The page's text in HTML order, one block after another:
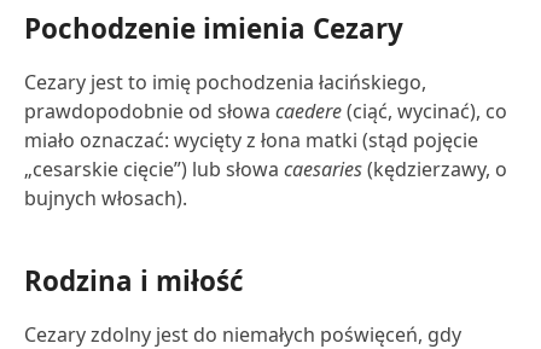
Pochodzenie imienia Cezary
Cezary jest to imię pochodzenia łacińskiego,
prawdopodobnie od słowa caedere(ciąć, wycinać), co
miało oznaczać: wycięty z łona matki (stąd pojęcie
„cesarskie cięcie”) lub słowa caesaries(kędzierzawy, o
bujnych włosach).
Rodzina i miłość
Cezary zdolny jest do niemałych poświęceń, gdy